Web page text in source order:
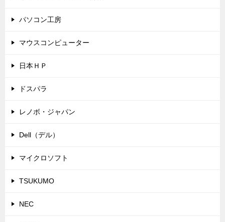
パソコン工房
マウスコンピューター
日本ＨＰ
ドスパラ
レノボ・ジャパン
Dell（デル）
マイクロソフト
TSUKUMO
NEC